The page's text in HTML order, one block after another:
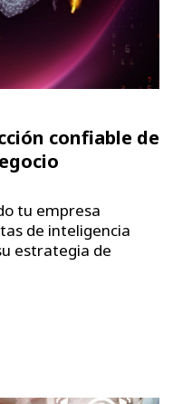
confiable de
tu empresa
de inteligencia
estrategia de